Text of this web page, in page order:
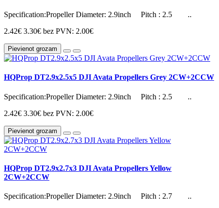
Specification:Propeller Diameter: 2.9inch Pitch : 2.5 ..
2.42€ 3.30€ bez PVN: 2.00€
Pievienot grozam
HQProp DT2.9x2.5x5 DJI Avata Propellers Grey 2CW+2CCW
Specification:Propeller Diameter: 2.9inch Pitch : 2.5 ..
2.42€ 3.30€ bez PVN: 2.00€
Pievienot grozam
HQProp DT2.9x2.7x3 DJI Avata Propellers Yellow
2CW+2CCW
Specification:Propeller Diameter: 2.9inch Pitch : 2.7 ..